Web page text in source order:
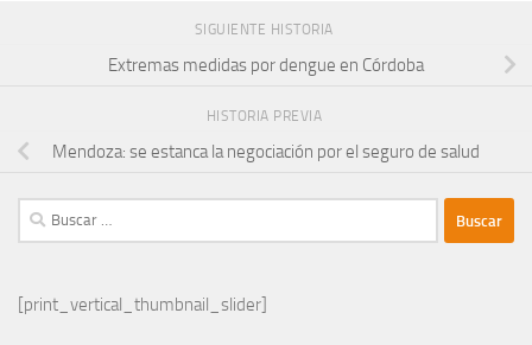
SIGUIENTE HISTORIA
Extremas medidas por dengue en Córdoba
HISTORIA PREVIA
Mendoza: se estanca la negociación por el seguro de salud
Buscar:
[print_vertical_thumbnail_slider]